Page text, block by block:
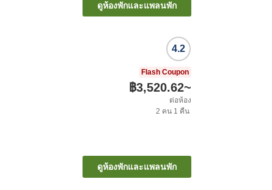
ดูห้องพักและแพลนพัก
4.2
Flash Coupon
฿3,520.62~
ต่อห้อง
2 คน 1 คืน
ดูห้องพักและแพลนพัก